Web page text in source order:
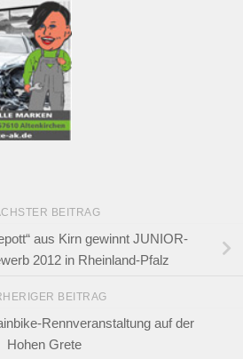
BEITRAG
aus Kirn gewinnt JUNIOR-
2012 in Rheinland-Pfalz
BEITRAG
Rennveranstaltung auf der
Hohen Grete